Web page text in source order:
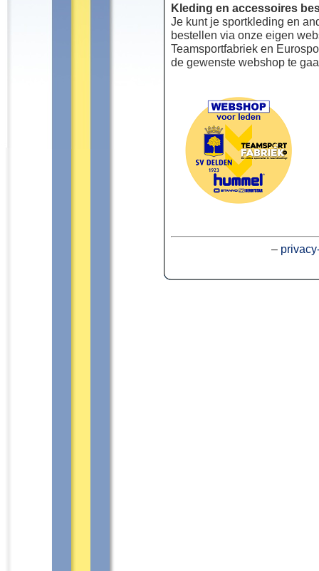
Kleding en accessoires
Je kunt je sportkleding en
bestellen via onze eigen
Teamsportfabriek en
de gewenste webshop te
–